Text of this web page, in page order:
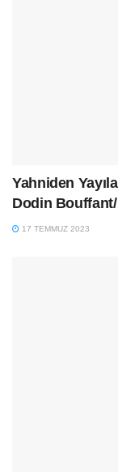
Yahniden
Dodin
17 TEMMUZ 2023